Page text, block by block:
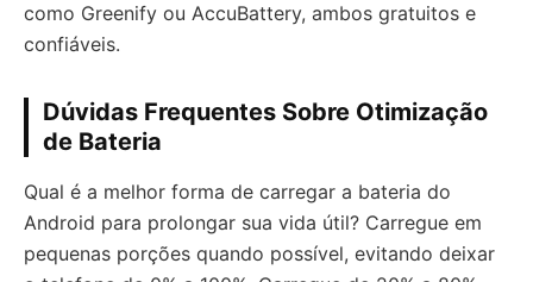
como Greenify ou AccuBattery, ambos gratuitos e
confiáveis.
Dúvidas Frequentes Sobre Otimização
de Bateria
Qual é a melhor forma de carregar a bateria do
Android para prolongar sua vida útil? Carregue em
pequenas porções quando possível, evitando deixar